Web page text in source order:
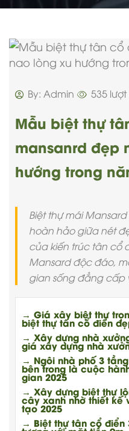
By: Admin 535
Mẫu biệt thự
mansanrd đẹp
hướng trong
Biệt thự mái
hoàn hảo giữa nét
của kiến trúc tân cổ
Mansard độc đáo,
gian sống đẳng cấp
→ Giá xây biệt thự
biệt thự tân cổ điển
→ Xây dựng nhà
giá xây dựng nhà
→ Ngôi nhà phố 3
bên trong là cuộc
gian 2025
→ Xây dựng biệt thự
cây xanh nhờ thiết kế
tạo 2025
→ Biệt thự tân cổ